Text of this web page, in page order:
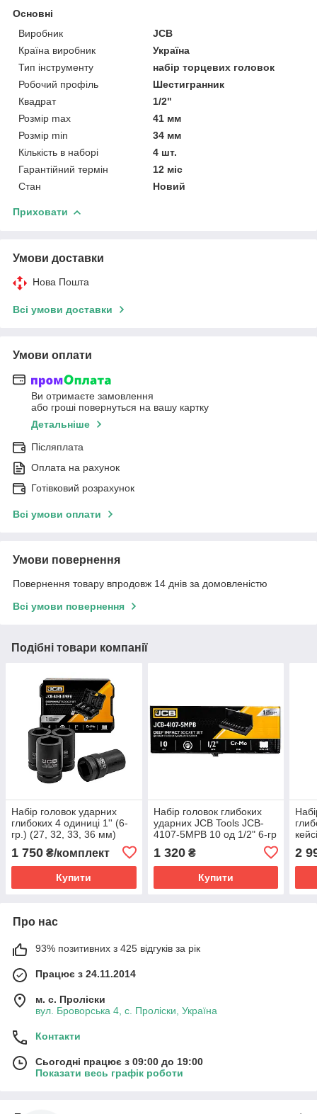
Основні
Виробник
JCB
Країна виробник
Україна
Тип інструменту
набір торцевих головок
Робочий профіль
Шестигранник
Квадрат
1/2"
Розмір max
41 мм
Розмір min
34 мм
Кількість в наборі
4 шт.
Гарантійний термін
12 міс
Стан
Новий
Приховати
Умови доставки
Нова Пошта
Всі умови доставки
Умови оплати
Ви отримаєте замовлення
або гроші повернуться на вашу картку
Детальніше
Післяплата
Оплата на рахунок
Готівковий розрахунок
Всі умови оплати
Умови повернення
Повернення товару впродовж 14 днів за домовленістю
Всі умови повернення
Подібні товари компанії
Набір головок ударних
глибоких 4 одиниці 1'' (6-
гр.) (27, 32, 33, 36 мм)
JCB Tools JCB-8041-5MPB
1 750 ₴/комплект
Купити
Набір головок глибоких
ударних JCB Tools JCB-
4107-5MPB 10 од 1/2" 6-гр
1 320₴
Купити
2
Про нас
93% позитивних з 425 відгуків за рік
Працює з 24.11.2014
м. с. Проліски
вул. Броворська 4, с. Проліски, Україна
Контакти
Сьогодні працює з 09:00 до 19:00
Показати весь графік роботи